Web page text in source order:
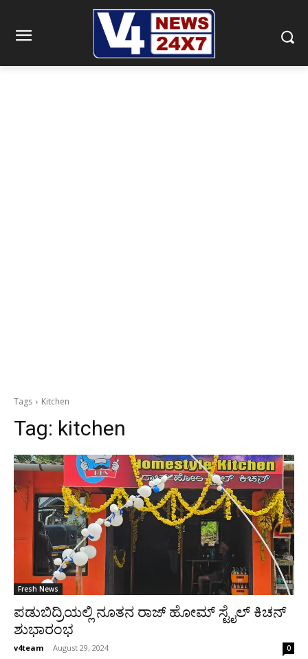
Tags Kitchen
Tag: kitchen
Fresh News
ಪಡುಬಿದ್ರಿಯಲ್ಲಿ ನೂತನ ರಾಜ್ ಹೋಮ್ ಸ್ಟೈಲ್ ಕಿಚನ್
ಶುಭಾರಂಭ
v4team - August 29, 2024 0